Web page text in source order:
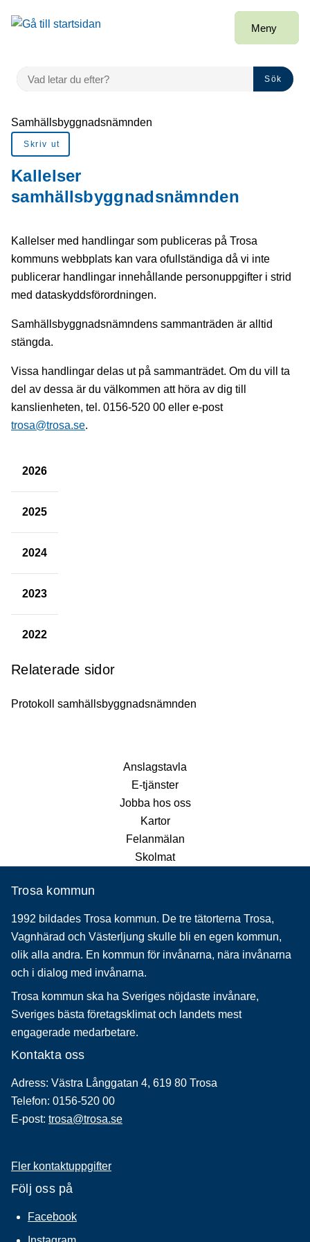
Gå till innehåll
till sidomeny
Meny
VAD LETAR DU EFTER?
Sök
Du är här:
Samhällsbyggnadsnämnden
Skriv ut
Kallelser
samhällsbyggnadsnämnden
Kallelser med handlingar som publiceras på Trosa
kommuns webbplats kan vara ofullständiga då vi inte
publicerar handlingar innehållande personuppgifter i strid
med dataskyddsförordningen.
Samhällsbyggnadsnämndens sammanträden är alltid
stängda.
Vissa handlingar delas ut på sammanträdet. Om du vill ta
del av dessa är du välkommen att höra av dig till
kanslienheten, tel. 0156-520 00 eller e-post
trosa@trosa.se.
2026
2025
2024
2023
2022
Relaterade sidor
Protokoll samhällsbyggnadsnämnden
Anslagstavla
E-tjänster
Jobba hos oss
Kartor
Felanmälan
Skolmat
Trosa kommun
1992 bildades Trosa kommun. De tre tätorterna Trosa,
Vagnhärad och Västerljung skulle bli en egen kommun,
olik alla andra. En kommun för invånarna, nära invånarna
och i dialog med invånarna.
Trosa kommun ska ha Sveriges nöjdaste invånare,
Sveriges bästa företagsklimat och landets mest
engagerade medarbetare.
Kontakta oss
Adress: Västra Långgatan 4, 619 80 Trosa
Telefon: 0156-520 00
E-post: trosa@trosa.se
Fler kontaktuppgifter
Följ oss på
Facebook